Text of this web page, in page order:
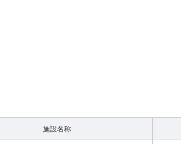
施設名称